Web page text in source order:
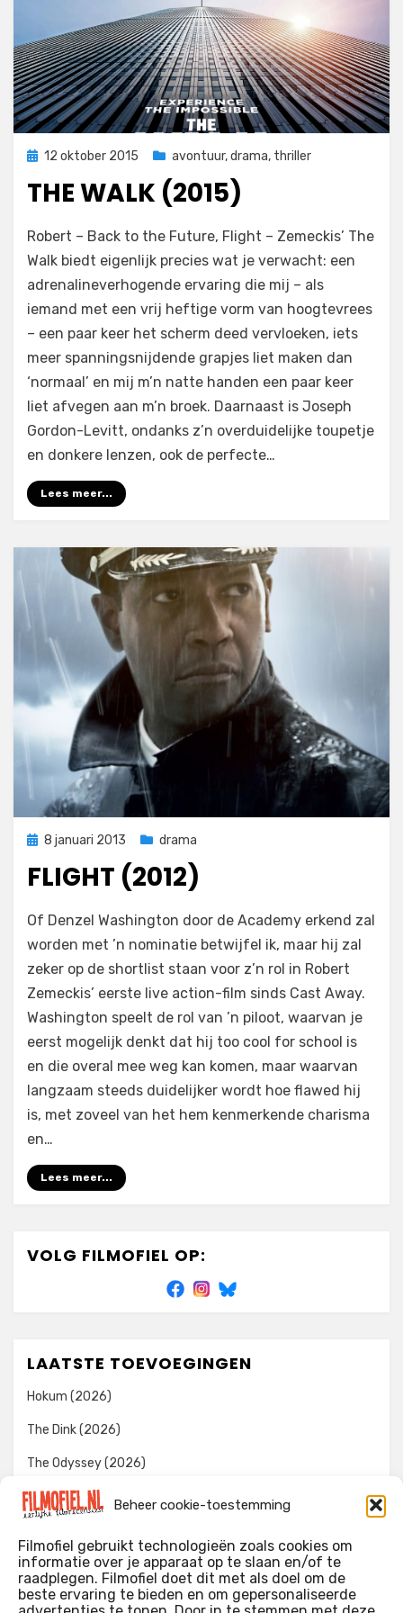
Beheer cookie-toestemming
Filmofiel gebruikt technologieën zoals cookies om
informatie over je apparaat op te slaan en/of te
raadplegen. Filmofiel doet dit met als doel om de
beste ervaring te bieden en om gepersonaliseerde
Geplaatst
12 oktober 2015 avontuur,drama, thriller
THE WALK (2015)
door Filmofiel.nl
Laat een reactie achter
op
Walk
(2015)
Robert – Back to the Future, Flight – Zemeckis’ The
Walk biedt eigenlijk precies wat je verwacht: een
adrenalineverhogende ervaring die mij – als
iemand met een vrij heftige vorm van hoogtevrees
– een paar keer het scherm deed vervloeken, iets
meer spanningsnijdende grapjes liet maken dan
‘normaal’ en mij m’n natte handen een paar keer
liet afvegen aan m’n broek. Daarnaast is Joseph
Gordon-Levitt, ondanks z’n overduidelijke toupetje
en donkere lenzen, ook de perfecte…
Lees meer...
Geplaatst
8 januari 2013 drama
FLIGHT (2012)
door Filmofiel.nl
Laat een reactie achter
op
(2012)
Of Denzel Washington door de Academy erkend zal
worden met ’n nominatie betwijfel ik, maar hij zal
zeker op de shortlist staan voor z’n rol in Robert
Zemeckis’ eerste live action-film sinds Cast Away.
Washington speelt de rol van ’n piloot, waarvan je
eerst mogelijk denkt dat hij too cool for school is
en die overal mee weg kan komen, maar waarvan
langzaam steeds duidelijker wordt hoe flawed hij
is, met zoveel van het hem kenmerkende charisma
en…
Lees meer...
VOLG FILMOFIEL OP:
LAATSTE TOEVOEGINGEN
Hokum (2026)
The Dink (2026)
The Odyssey (2026)
Evil Dead Burn (2026)
WIE IK BEN…?